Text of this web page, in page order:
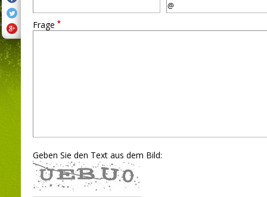
Frage *
Geben Sie den Text aus dem Bild: